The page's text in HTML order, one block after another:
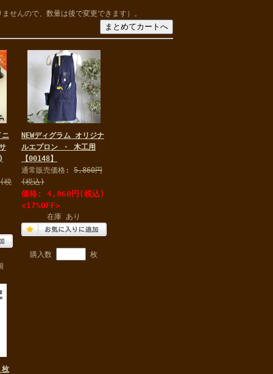
せんので、数量は後で変更できます）。
ニ
税
NEWディグラム オリジナ
ルエプロン ・ 木工用
【00148】
通常販売価格: 5,860円
(税込)
価格: 4,860円 (税込)
<17%OFF>
在庫 あり
購入数 枚
枚